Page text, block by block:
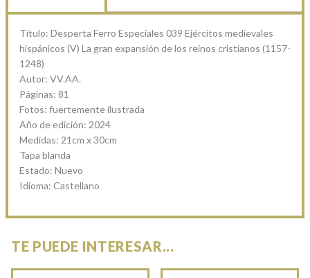
cantidad
Título: Desperta Ferro Especiales 039 Ejércitos medievales
hispánicos (V) La gran expansión de los reinos cristianos (1157-
1248)
Autor: VV.AA.
Páginas: 81
Fotos: fuertemente ilustrada
Año de edición: 2024
Medidas: 21cm x 30cm
Tapa blanda
Estado: Nuevo
Idioma: Castellano
TE PUEDE INTERESAR...